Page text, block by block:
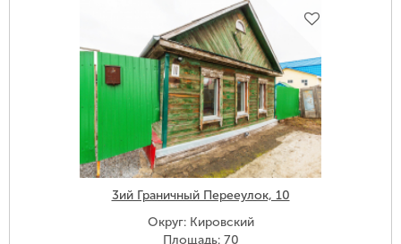
3ий Граничный Перееулок, 10
Округ: Кировский
Площадь: 70